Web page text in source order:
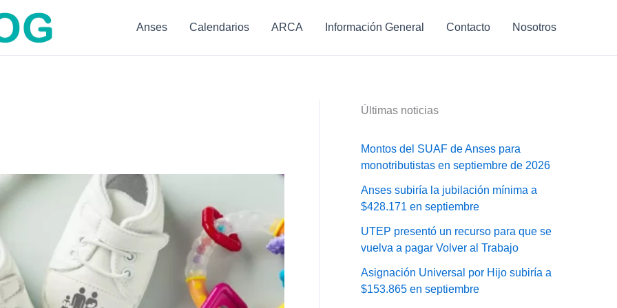
Anses Calendarios ARCA Información General Contacto Nosotros
Últimas noticias
Montos del SUAF de Anses para
monotributistas en septiembre de 2026
Anses subiría la jubilación mínima a
$428.171 en septiembre
UTEP presentó un recurso para que se
vuelva a pagar Volver al Trabajo
Asignación Universal por Hijo subiría a
$153.865 en septiembre